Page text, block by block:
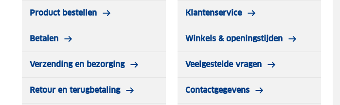
Product bestellen
Betalen
Verzending en bezorging
Retour en terugbetaling
Klantenservice
Winkels & openingstijden
Veelgestelde vragen
Contactgegevens